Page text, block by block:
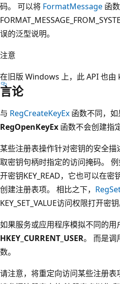
码。 可以将 FormatMessage 函
误的泛型说明。
注意
在旧版 Windows 上，此 API 也由
言论
与 RegCreateKeyEx 函数不同，
RegOpenKeyEx 函数不会创建指
某些注册表操作针对密钥的安全
取密钥句柄时指定的访问掩码。
开密钥KEY_READ，它也可以在
创建注册表项。 相比之下，
KEY_SET_VALUE访问权限打开密钥
如果服务或应用程序模拟不同的
HKEY_CURRENT_USER。 而是调
数。
请注意，将重定向访问某些注册表